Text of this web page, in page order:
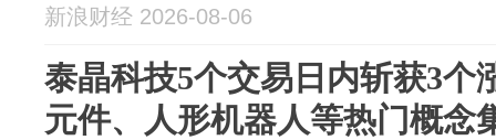
新浪财经 2026-08-06
泰晶科技5个交易日内斩获3个
元件、人形机器人等热门概念